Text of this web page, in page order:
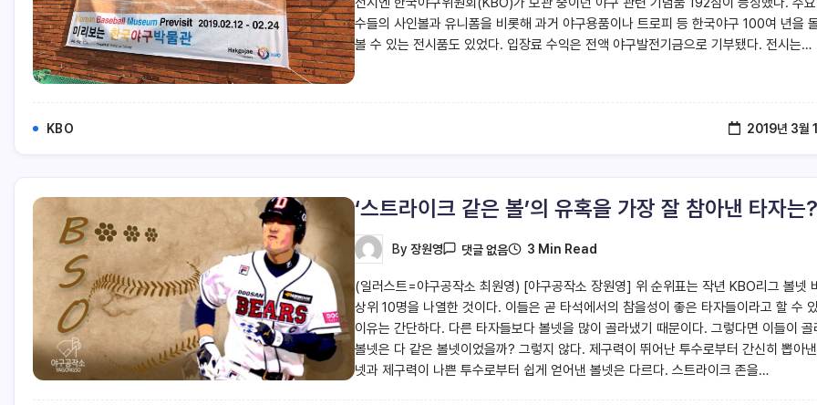
수들의 사인볼과 유니폼을 비롯해 과거 야구용품이나 트로피 등 한국야구 100여 년을
볼 수 있는 전시품도 있었다. 입장료 수익은 전액 야구발전기금으로 기부됐다. 전시는…
KBO 2019년 3월
‘스트라이크 같은 볼’의 유혹을 가장 잘 참아낸 타자는?
By 장원영 댓글 없음 3 Min Read
(일러스트=야구공작소 최원영) [야구공작소 장원영] 위 순위표는 작년 KBO리그 볼넷
상위 10명을 나열한 것이다. 이들은 곧 타석에서의 참을성이 좋은 타자들이라고 할 수
이유는 간단하다. 다른 타자들보다 볼넷을 많이 골라냈기 때문이다. 그렇다면 이들이 골
볼넷은 다 같은 볼넷이었을까? 그렇지 않다. 제구력이 뛰어난 투수로부터 간신히 뽑아
넷과 제구력이 나쁜 투수로부터 쉽게 얻어낸 볼넷은 다르다. 스트라이크 존을…